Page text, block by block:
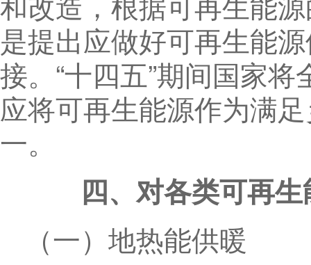
是提出应做好可再生能
接。“十四五”期间国家
应将可再生能源作为满
一。
四、对各类可再
（一）地热能供暖